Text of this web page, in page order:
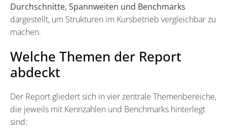
Durchschnitte, Spannweiten und Benchmarks
dargestellt, um Strukturen im Kursbetrieb vergleichbar zu
machen.
Welche Themen der Report
abdeckt
Der Report gliedert sich in vier zentrale Themenbereiche,
die jeweils mit Kennzahlen und Benchmarks hinterlegt
sind: